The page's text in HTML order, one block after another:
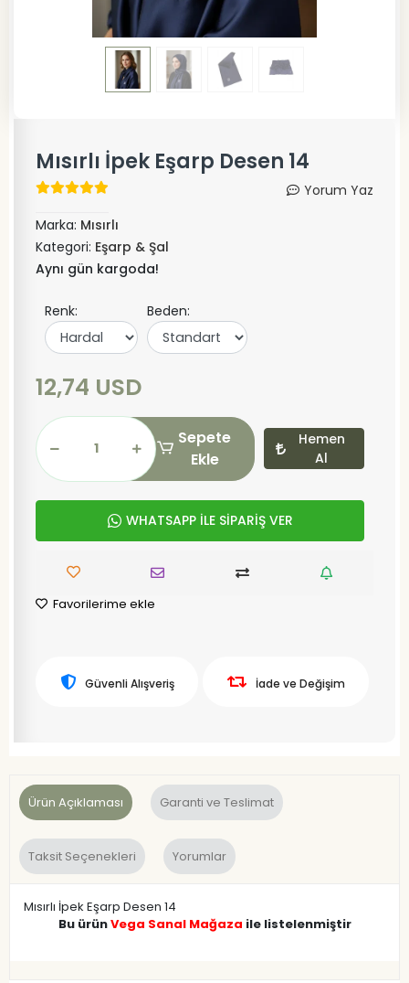
Mısırlı İpek Eşarp Desen 14
Yorum Yaz
Marka: Mısırlı
Kategori: Eşarp & Şal
Aynı gün kargoda!
Renk: Beden:
12,74 USD
Sepete
Ekle
Hemen
Al
WHATSAPP İLE SİPARİŞ VER
Favorilerime ekle
Güvenli Alışveriş İade ve Değişim
Ürün Açıklaması Garanti ve Teslimat
Taksit Seçenekleri Yorumlar
Mısırlı İpek Eşarp Desen 14
Bu ürünVega Sanal Mağaza ile listelenmiştir